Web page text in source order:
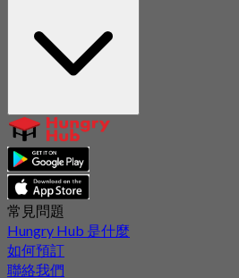
常見問題
Hungry Hub 是什麼
如何預訂
聯絡我們